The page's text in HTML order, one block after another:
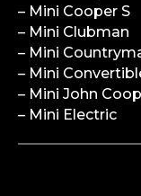
– Mini Cooper S
– Mini Clubman
– Mini
– Mini
– Mini John
– Mini Electric